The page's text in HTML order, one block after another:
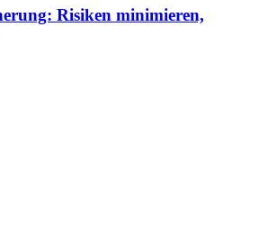
Risiken minimieren,